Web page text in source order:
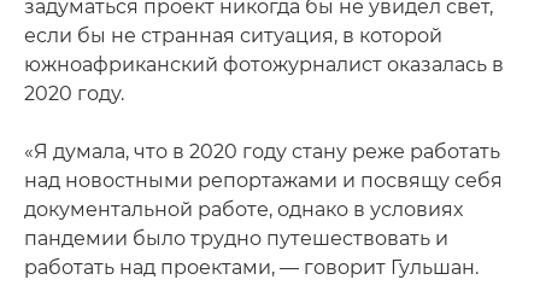
задуматься проект никогда бы не увидел свет,
если бы не странная ситуация, в которой
южноафриканский фотожурналист оказалась в
2020 году.
«Я думала, что в 2020 году стану реже работать
над новостными репортажами и посвящу себя
документальной работе, однако в условиях
пандемии было трудно путешествовать и
работать над проектами, — говорит Гульшан.